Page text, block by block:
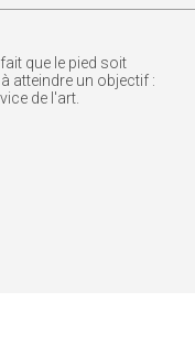
que le pied soit
atteindre un objectif :
de l'art.